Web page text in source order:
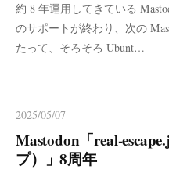
約 8 年運用してきている
のサポートが終わり、次の
たって、そろそろ Ubunt…
2025/05/07
Mastodon「real-
プ）」8周年